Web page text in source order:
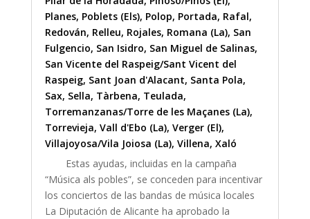
Planes, Poblets (Els), Polop, Portada, Rafal,
Redován, Relleu, Rojales, Romana (La), San
Fulgencio, San Isidro, San Miguel de Salinas,
San Vicente del Raspeig/Sant Vicent del
Raspeig, Sant Joan d'Alacant, Santa Pola,
Sax, Sella, Tàrbena, Teulada,
Torremanzanas/Torre de les Maçanes (La),
Torrevieja, Vall d'Ebo (La), Verger (El),
Villajoyosa/Vila Joiosa (La), Villena, Xaló
Estas ayudas, incluidas en la campaña
“Música als pobles”, se conceden para incentivar
los conciertos de las bandas de música locales
La Diputación de Alicante ha aprobado la